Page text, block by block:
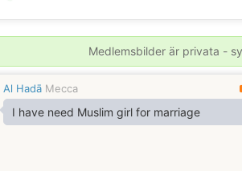
Medlemsbilder är privata -
Al Hadā Mecca
I have need Muslim girl for marriage